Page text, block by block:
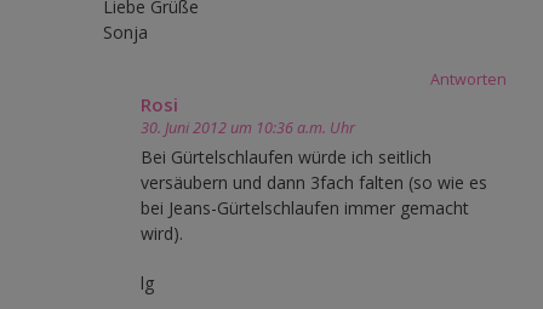
Liebe Grüße
Sonja
Antworten
Rosi
30. Juni 2012 um 10:36 a.m. Uhr
Bei Gürtelschlaufen würde ich seitlich
versäubern und dann 3fach falten (so wie es
bei Jeans-Gürtelschlaufen immer gemacht
wird).
lg